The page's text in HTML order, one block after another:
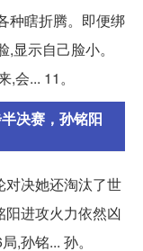
种瞎折腾。即便绑
显示自己脸小。
会... 11。
决赛，孙铭阳
对决她还淘汰了世
进攻火力依然凶
,孙铭... 孙。